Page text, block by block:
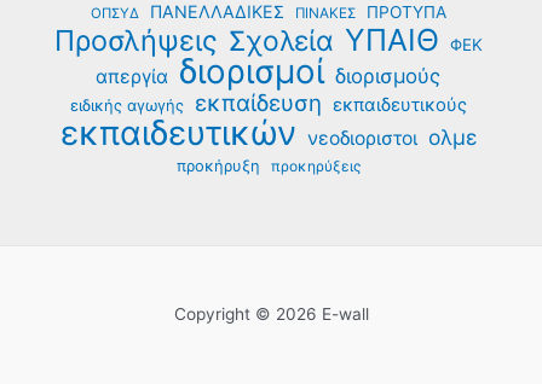
ΟΠΣΥΔ
ΠΑΝΕΛΛΑΔΙΚΕΣ ΠΙΝΑΚΕΣ ΠΡΟΤΥΠΑ
Προσλήψεις Σχολεία ΥΠΑΙΘ ΦΕΚ
απεργία διορισμοί διορισμούς
ειδικής αγωγής εκπαίδευση εκπαιδευτικούς
εκπαιδευτικών νεοδιοριστοι ολμε
προκήρυξη προκηρύξεις
Copyright © 2026 E-wall